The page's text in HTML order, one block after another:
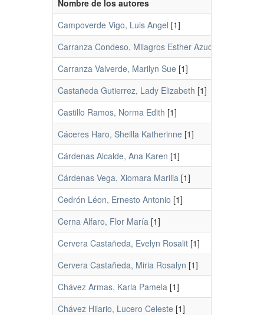
Nombre de los autores
Campoverde Vigo, Luis Angel [1]
Carranza Condeso, Milagros Esther Azucena
Carranza Valverde, Marilyn Sue [1]
Castañeda Gutierrez, Lady Elizabeth [1]
Castillo Ramos, Norma Edith [1]
Cáceres Haro, Sheilla Katherinne [1]
Cárdenas Alcalde, Ana Karen [1]
Cárdenas Vega, Xiomara Marilia [1]
Cedrón Léon, Ernesto Antonio [1]
Cerna Alfaro, Flor María [1]
Cervera Castañeda, Evelyn Rosalit [1]
Cervera Castañeda, Miria Rosalyn [1]
Chávez Armas, Karla Pamela [1]
Chávez Hilario, Lucero Celeste [1]